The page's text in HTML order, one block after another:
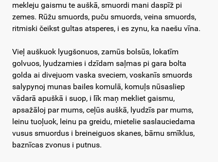
mekleju gaismu te auškā, smuordi mani daspīž pi
zemes. Rūžu smuords, puču smuords, veina smuords,
ritmiski čeikst gultas atsperes, i es zynu, ka naešu vīna.
Vieļ auškuok lyugšonuos, zamūs bolsūs, lokatīm
golvuos, lyudzamies i dzīdam saļmas pi gara bolta
golda ai divejuom vaska sveciem, voskanīs smuords
salypynoj munas bailes komulā, komuļs nūsasliep
vādarā apuškā i suop, i līk maņ mekliet gaismu,
apsažāloj par mums, ceļūs auškā, lyudzīs par mums,
leinu tuoļuok, leinu pa greidu, mietelie saslauciedama
vusus smuordus i breineiguos skanes, bārnu smīklus,
baznīcas zvonus i putnus.